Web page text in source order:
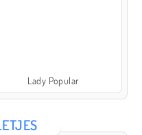
Lady Popular